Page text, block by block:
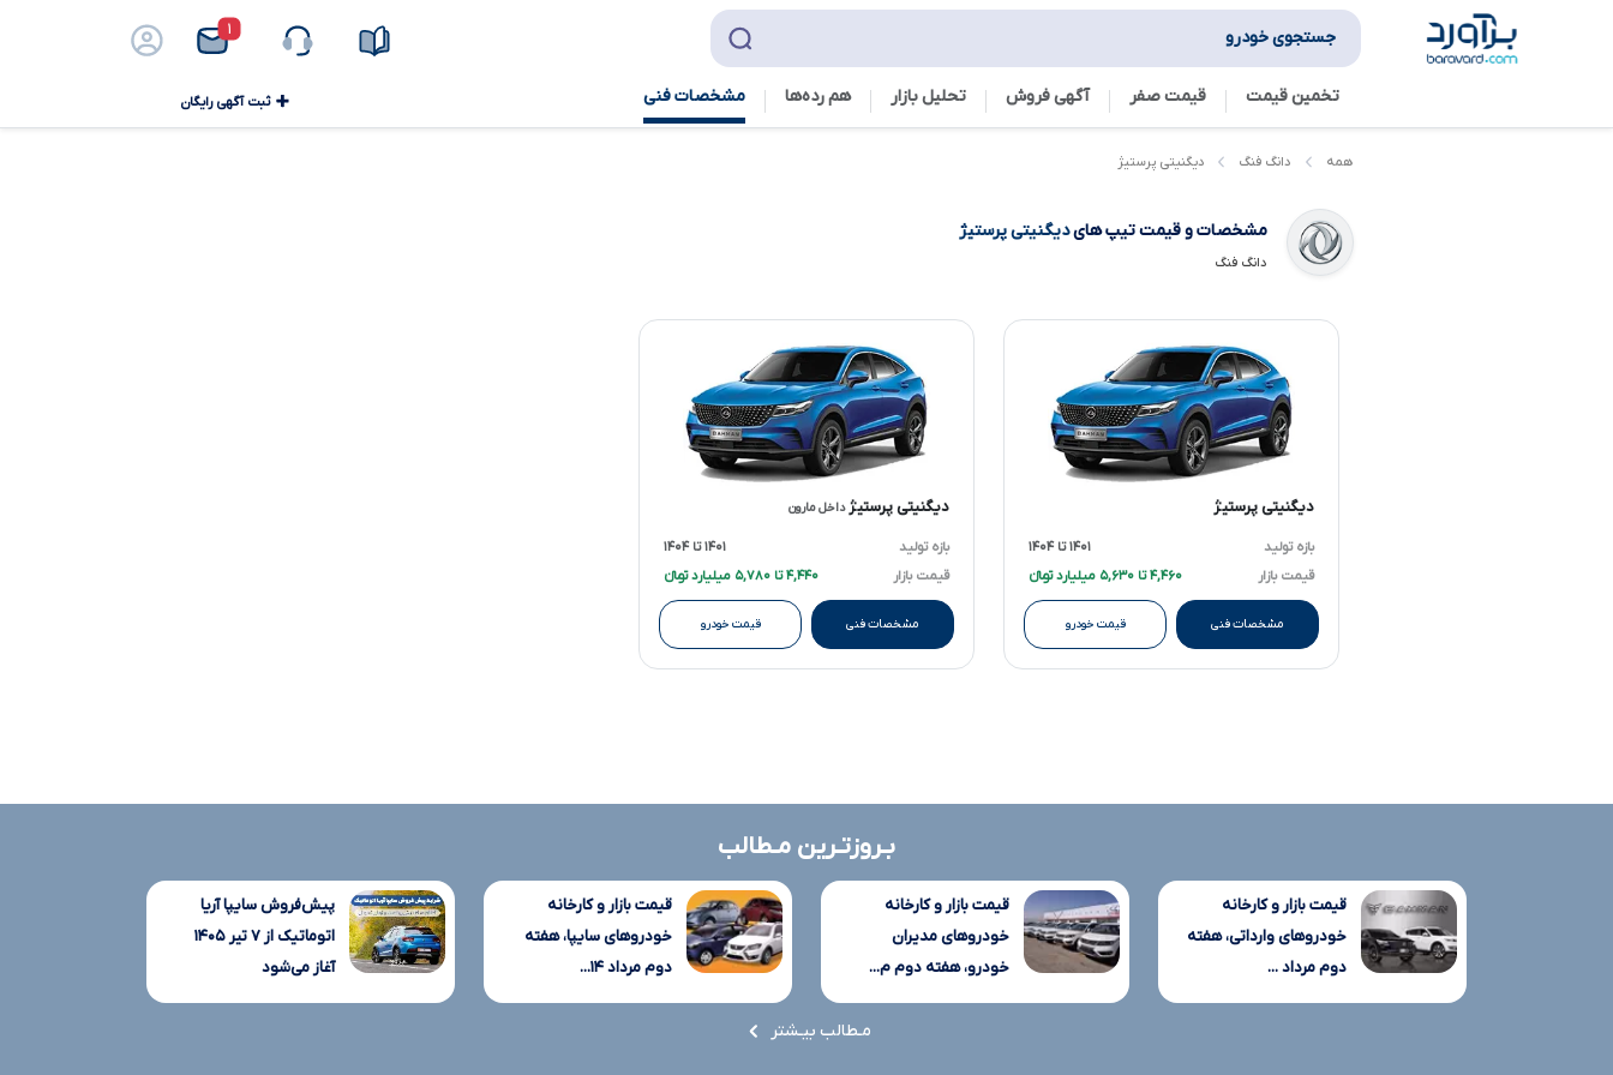
۱ جستجوی خودرو
تخمین قیمت قیمت صفر آگهی فروش تحلیل بازار هم رده‌ها‌ مشخصات فنی ثبت آگهی رایگان
همه دانگ فنگ دیگنیتی پرستیژ
مشخصات و قیمت تیپ هایدیگنیتی پرستیژ
دانگ فنگ
دیگنیتی پرستیژ
بازه تولید
۱۴۰۱ تا ۱۴۰۴
قیمت بازار
۴,۴۶۰ تا ۵,۶۳۰ میلیارد تومانءءء
مشخصات فنی قیمت خودرو
دیگنیتی پرستیژداخل مارون
بازه تولید
۱۴۰۱ تا ۱۴۰۴
قیمت بازار
۴,۴۴۰ تا ۵,۷۸۰ میلیارد تومانءءء
مشخصات فنی قیمت خودرو
بـروزتـرین مـطالب
قیمت بازار و کارخانه
خودروهای وارداتی، هفته
دوم مرداد ...
قیمت بازار و کارخانه
خودروهای مدیران
خودرو، هفته دوم م...
قیمت بازار و کارخانه
خودروهای سایپا، هفته
دوم مرداد ۱۴...
پیش‌فروش سایپا آریا
اتوماتیک از ۷ تیر ۱۴۰۵
آغاز می‌شود
مـطالب بیـشتر